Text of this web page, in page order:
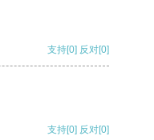
支持[0] 反对[0]
支持[0] 反对[0]